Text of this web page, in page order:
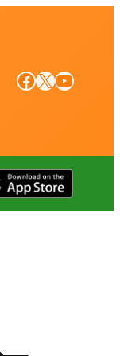
Facebook X YouTube